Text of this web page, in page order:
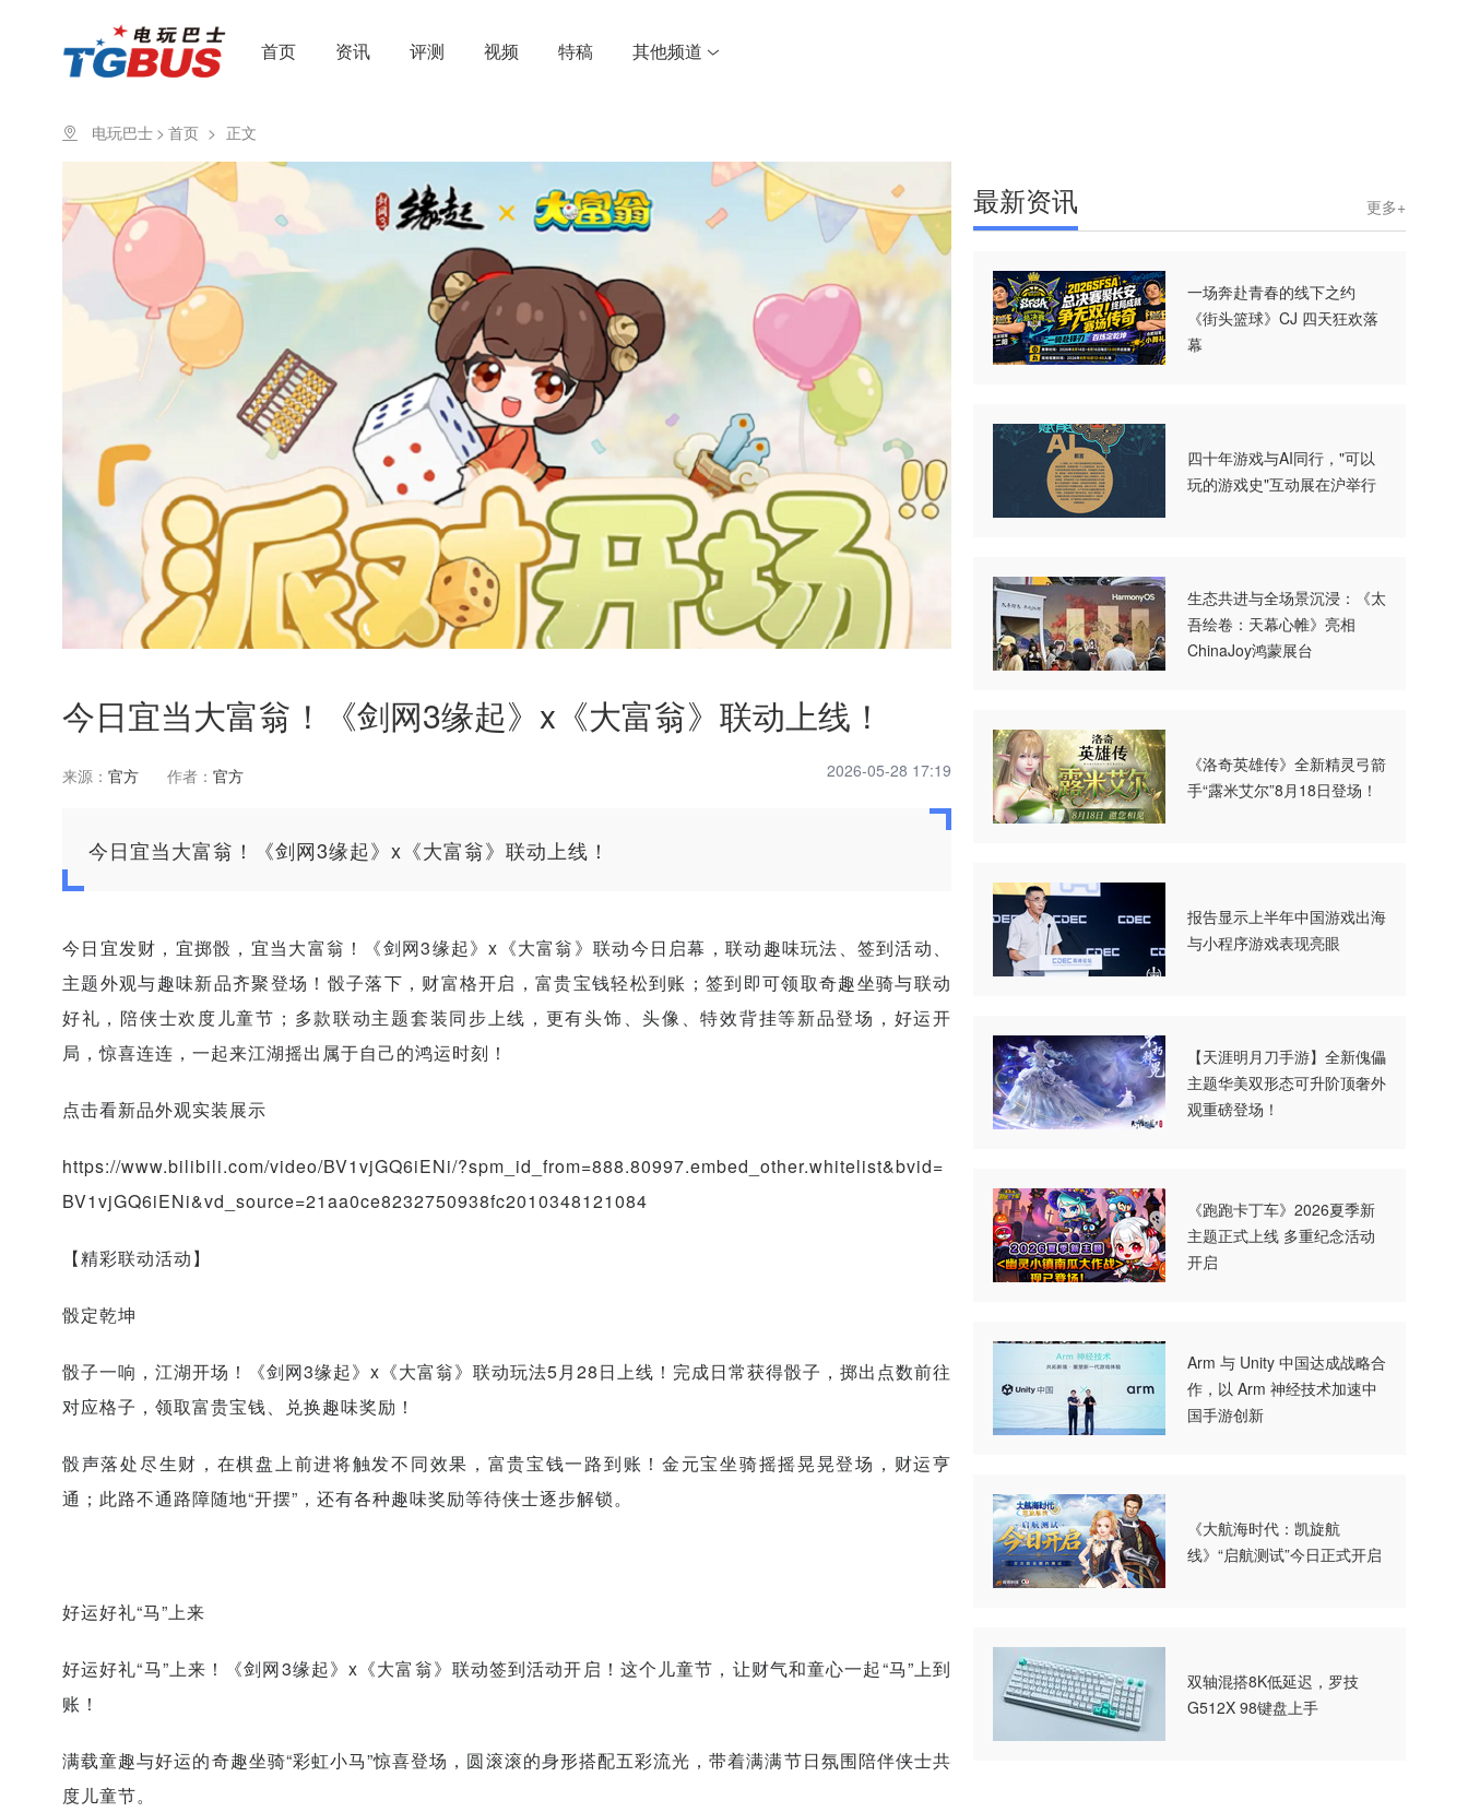
首页 资讯 评测 视频 特稿 其他频道
电玩巴士 > 首页 > 正文
今日宜当大富翁！《剑网3缘起》x《大富翁》联动上线！
来源： 官方 作者： 官方 2026-05-28 17:19
今日宜当大富翁！《剑网3缘起》x《大富翁》联动上线！
今日宜发财，宜掷骰，宜当大富翁！《剑网3缘起》x《大富翁》联动今日启幕，联动趣味玩法、签到活动、
主题外观与趣味新品齐聚登场！骰子落下，财富格开启，富贵宝钱轻松到账；签到即可领取奇趣坐骑与联动
好礼，陪侠士欢度儿童节；多款联动主题套装同步上线，更有头饰、头像、特效背挂等新品登场，好运开
局，惊喜连连，一起来江湖摇出属于自己的鸿运时刻！
点击看新品外观实装展示
https://www.bilibili.com/video/BV1vjGQ6iENi/?spm_id_from=888.80997.embed_other.whitelist&bvid=
BV1vjGQ6iENi&vd_source=21aa0ce8232750938fc2010348121084
【精彩联动活动】
骰定乾坤
骰子一响，江湖开场！《剑网3缘起》x《大富翁》联动玩法5月28日上线！完成日常获得骰子，掷出点数前往
对应格子，领取富贵宝钱、兑换趣味奖励！
骰声落处尽生财，在棋盘上前进将触发不同效果，富贵宝钱一路到账！金元宝坐骑摇摇晃晃登场，财运亨
通；此路不通路障随地“开摆”，还有各种趣味奖励等待侠士逐步解锁。
好运好礼“马”上来
好运好礼“马”上来！《剑网3缘起》x《大富翁》联动签到活动开启！这个儿童节，让财气和童心一起“马”上到
账！
满载童趣与好运的奇趣坐骑“彩虹小马”惊喜登场，圆滚滚的身形搭配五彩流光，带着满满节日氛围陪伴侠士共
度儿童节。
最新资讯 更多+
一场奔赴青春的线下之约
《街头篮球》CJ 四天狂欢落
幕
四十年游戏与AI同行，"可以
玩的游戏史"互动展在沪举行
生态共进与全场景沉浸：《太
吾绘卷：天幕心帷》亮相
ChinaJoy鸿蒙展台
《洛奇英雄传》全新精灵弓箭
手“露米艾尔”8月18日登场！
报告显示上半年中国游戏出海
与小程序游戏表现亮眼
【天涯明月刀手游】全新傀儡
主题华美双形态可升阶顶奢外
观重磅登场！
《跑跑卡丁车》2026夏季新
主题正式上线 多重纪念活动
开启
Arm 与 Unity 中国达成战略合
作，以 Arm 神经技术加速中
国手游创新
《大航海时代：凯旋航
线》“启航测试”今日正式开启
双轴混搭8K低延迟，罗技
G512X 98键盘上手